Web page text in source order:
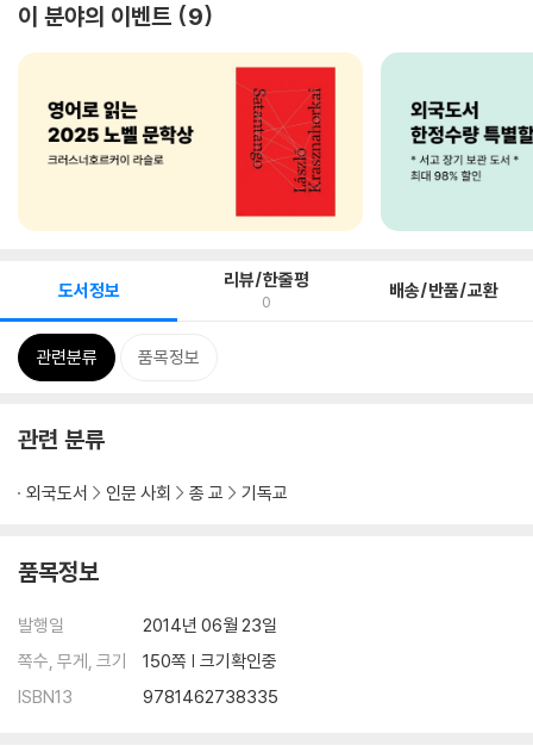
이 분야의 이벤트 9
도서정보 리뷰/한줄평
0 배송/반품/교환
관련분류 품목정보
관련 분류
외국도서 인문 사회 종 교 기독교
품목정보
발행일
2014년 06월 23일
쪽수, 무게, 크기
150쪽 | 크기확인중
ISBN13
9781462738335